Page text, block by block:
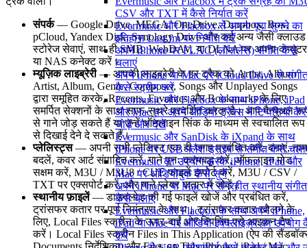
CSV और TXT में कैसे निर्यात करें
Evermusic और Flacbox से अपना पूरा सुनने का
इतिहास Last.fm पर निर्यात करें
अपने iPhone पर FLAC (लॉसलेस) संगीत कैसे
चलाएं
अपने iPhone या Mac पर iCloud Drive से
कैसे स्ट्रीम करें
Evermusic और Flacbox के साथ iPhone, iPad
और Mac पर अपने ऑडियो ट्रैक्स में टिप्पणियाँ
जोड़ें और देखें
Evermusic और SanDisk के iXpand के साथ
iPhone पर USB फ्लैश ड्राइव से संगीत कैसे
Evermusic का उपयोग करके iPhone, iPad और
Mac पर ऑडियोबुक कैसे सुनें
अपने iPhone या Mac पर संग्रहीत स्थानीय संगीत
कैसे चलाएं
Evermusic और Flacbox के साथ अपने iPhone,
iPad या Mac पर ऑडियो इक्वलाइज़र का उपयोग
करें
संपर्क— Google Drive, MEGA, OneDrive, Dropbox, Box,
pCloud, Yandex Disk, Synology Drive और कई अन्य जैसी क्लाउड
स्टोरेज सेवाएं, साथ ही SMB, WebDAV, या DLNA पर अपना कंप्यूटर
या NAS कनेक्ट करें।
म्यूज़िक लाइब्रेरी— आपकी लाइब्रेरी के हर ट्रैक को Artist, Album
Artist, Album, Genre, Composer, Songs और Unplayed Songs
द्वारा समूहित करके, Recents, Favorites और Bookmarks के लिए
समर्पित सेक्शनों के साथ साफ-सुथरे प्रदर्शित करता है। आप मैन्युअल
से गाने जोड़ सकते हैं या उन्हें ऑनलाइन सिंक के माध्यम से स्वचालित रूप
से दिखाई देने दे सकते हैं।
प्लेलिस्ट्स— अपनी सभी प्लेलिस्ट एक ही जगह प्रबंधित करें: बनाएं, नाम
बदलें, कवर आर्ट संपादित करें, गाने पुनः क्रमबद्ध करें, ऑफलाइन मोड
सक्षम करें, M3U / M3U8 / CUE फाइलें इम्पोर्ट करें, M3U / CSV /
TXT पर एक्सपोर्ट करें, और गाने प्लेयर कतार में जोड़ें।
स्थानीय फ़ाइलें— डाउनलोड की गई फाइलें खोजें और प्रबंधित करें,
ट्रांसफर कतार पर पूर्ण नियंत्रण के साथ। ट्रांसफर कतार खोलने के
लिए, Local Files स्क्रीन के ऊपर-बाईं ओर स्पिनिंग-एरो आइकन टैप
करें। Local Files स्क्रीन Files in This Application (ऐप की